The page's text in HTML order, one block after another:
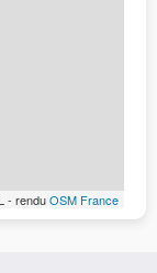
- renduOSM France